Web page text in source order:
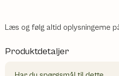
Læs og følg altid oplysningerne
Produktdetaljer